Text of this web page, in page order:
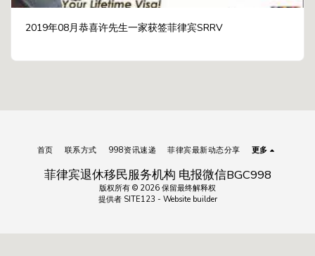
2019年08月恭喜许先生一家获签菲律宾SRRV
菲律宾退休移民服务机构 电报微信BGC998
版权所有 © 2026 保留最终解释权
提供者 SITE123 - Website builder
首页 联系方式 998资讯速递 菲律宾最新动态分享 更多